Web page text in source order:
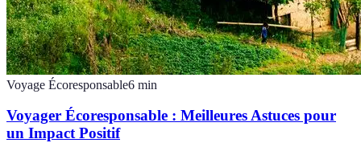
Voyage Écoresponsable6 min
Voyager Écoresponsable : Meilleures Astuces pour
un Impact Positif